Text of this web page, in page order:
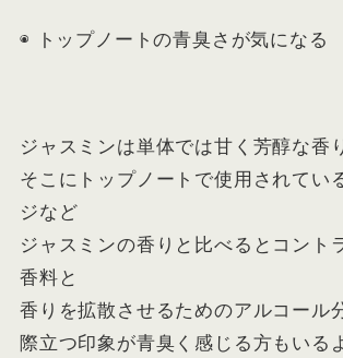
◉ トップノートの青臭さが気になる
ジャスミンは単体では甘く芳醇な香
そこにトップノートで使用されてい
ジなど
ジャスミンの香りと比べるとコント
香料と
香りを拡散させるためのアルコール
際立つ印象が青臭く感じる方もいる